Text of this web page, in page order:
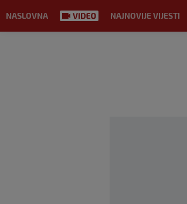
NASLOVNA NAJNOVIJE VIJESTI